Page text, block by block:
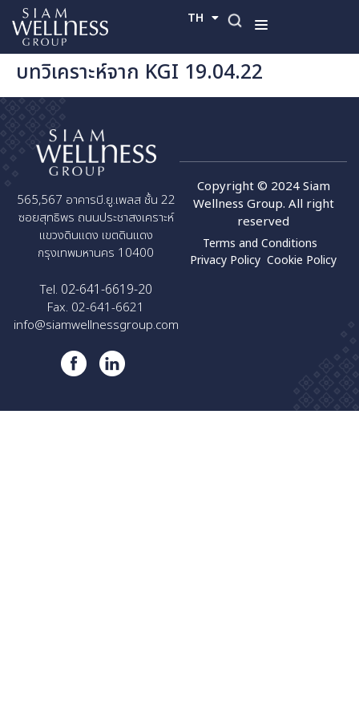
TH
EN
บทวิเคราะห์จาก KGI 19.04.22
565,567 อาคารบี.ยู.เพลส ชั้น 22
ซอยสุทธิพร ถนนประชาสงเคราะห์
แขวงดินแดง เขตดินแดง
กรุงเทพมหานคร 10400
Tel. 02-641-6619-20
Fax. 02-641-6621
info@siamwellnessgroup.com
Copyright © 2024 Siam
Wellness Group. All right
reserved
Terms and Conditions
Privacy Policy Cookie Policy